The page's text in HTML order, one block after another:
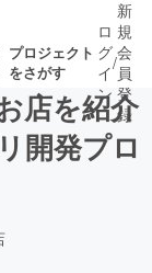
プロジェクト
をさがす
いプ
ロ
グ
イ
ン
/
新
規
会
員
登
録
店を紹介
開発プロ